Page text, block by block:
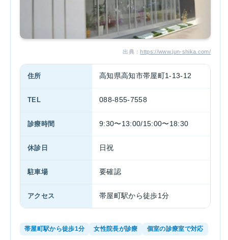
出典：https://www.jun-shika.com/
住所 高知県高知市帯屋町1-13-12
TEL 088-855-7558
診療時間 9:30〜13:00/15:00〜18:30
休診日 日祝
駐車場 要確認
アクセス 帯屋町駅から徒歩1分
帯屋町駅から徒歩1分 女性院長が診療 個室の診療室で対応